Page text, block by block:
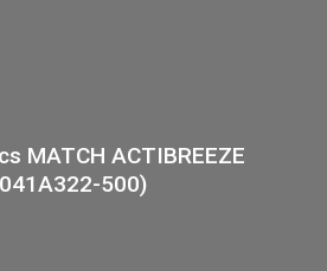
MATCH ACTIBREEZE
500)